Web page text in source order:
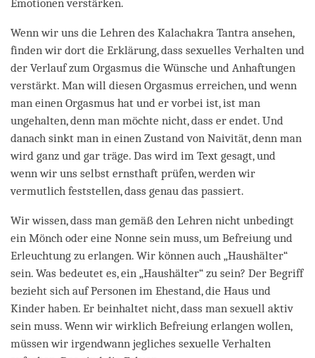
Emotionen verstärken.
Wenn wir uns die Lehren des Kalachakra Tantra ansehen,
finden wir dort die Erklärung, dass sexuelles Verhalten und
der Verlauf zum Orgasmus die Wünsche und Anhaftungen
verstärkt. Man will diesen Orgasmus erreichen, und wenn
man einen Orgasmus hat und er vorbei ist, ist man
ungehalten, denn man möchte nicht, dass er endet. Und
danach sinkt man in einen Zustand von Naivität, denn man
wird ganz und gar träge. Das wird im Text gesagt, und
wenn wir uns selbst ernsthaft prüfen, werden wir
vermutlich feststellen, dass genau das passiert.
Wir wissen, dass man gemäß den Lehren nicht unbedingt
ein Mönch oder eine Nonne sein muss, um Befreiung und
Erleuchtung zu erlangen. Wir können auch „Haushälter“
sein. Was bedeutet es, ein „Haushälter“ zu sein? Der Begriff
bezieht sich auf Personen im Ehestand, die Haus und
Kinder haben. Er beinhaltet nicht, dass man sexuell aktiv
sein muss. Wenn wir wirklich Befreiung erlangen wollen,
müssen wir irgendwann jegliches sexuelle Verhalten